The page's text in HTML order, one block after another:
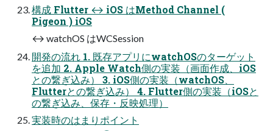
構成 Flutter ↔ iOS はMethod Channel (
Pigeon ) iOS
↔ watchOS はWCSession
開発の流れ 1. 既存アプリにwatchOSのターゲット
を追加 2. Apple Watch側の実装（画面作成、iOS
との繋ぎ込み） 3. iOS側の実装（watchOS、
Flutterとの繋ぎ込み） 4. Flutter側の実装（iOSと
の繋ぎ込み、保存・反映処理）
実装時のはまりポイント